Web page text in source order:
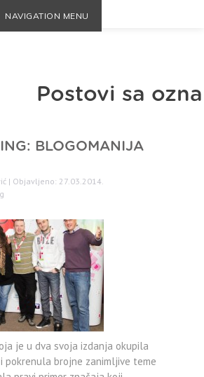
NAVIGATION MENU
Postovi sa
BLOGOMANIJA
| Objavljeno: 27.03.2014.
je u dva svoja izdanja okupila
pokrenula brojne zanimljive teme